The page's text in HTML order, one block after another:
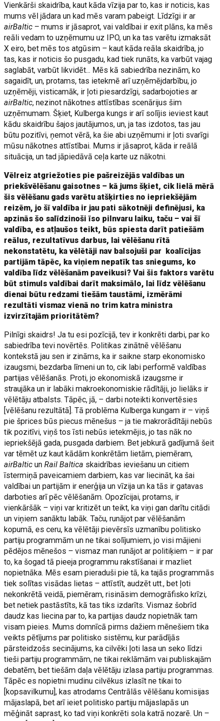
Vienkārši skaidrība, kaut kāda vīzija par to, kas ir noticis, kas
mums vēl jādara un kad mēs varam pabeigt. Līdzīgi ir ar
airBaltic – mums ir jāsaprot, vai valdībai ir exit plāns, ka mēs
reāli vedam to uzņēmumu uz IPO, un ka tas varētu izmaksāt
X eiro, bet mēs tos atgūsim – kaut kāda reāla skaidrība, jo
tas, kas ir noticis šo pusgadu, kad tiek runāts, ka varbūt vajag
saglabāt, varbūt likvidēt... Mēs kā sabiedrība nezinām, ko
sagaidīt, un, protams, tas ietekmē arī uzņēmējdarbību, jo
uzņēmēji, visticamāk, ir ļoti piesardzīgi, sadarbojoties ar
airBaltic, nezinot nākotnes attīstības scenārijus šim
uzņēmumam. Šķiet, Kulberga kungs ir arī solījis ieviest kaut
kādu skaidrību šajos jautājumos, un, ja tas izdotos, tas jau
būtu pozitīvi, ņemot vērā, ka šie abi uzņēmumi ir ļoti svarīgi
mūsu nākotnes attīstībai. Mums ir jāsaprot, kāda ir reālā
situācija, un tad jāpiedāvā ceļa karte uz nākotni.
Vēlreiz atgriežoties pie pašreizējās valdības un
priekšvēlēšanu gaisotnes – kā jums šķiet, cik lielā mērā
šis vēlēšanu gads varētu atšķirties no iepriekšējām
reizēm, jo šī valdība ir jau pati sākotnēji definējusi, ka
apzinās šo salīdzinoši īso pilnvaru laiku, taču – vai šī
valdība, es atļaušos teikt, būs spiesta darīt patiešām
reālus, rezultatīvus darbus, lai vēlēšanu rītā
nekonstatētu, ka vēlētāji nav balsojuši par koalīcijas
partijām tāpēc, ka viņiem nepatīk tas sniegums, ko
valdība līdz vēlēšanām paveikusi? Vai šis faktors varētu
būt stimuls valdībai darīt maksimālo, lai līdz vēlēšanu
dienai būtu redzami tiešām taustāmi, izmērāmi
rezultāti vismaz vienā no trim katra ministra
izvirzītajām prioritātēm?
Pilnīgi skaidrs! Ja tu esi pozīcijā, tev ir konkrēti darbi, par ko
sabiedrība tevi novērtēs. Politikas zinātnē vēlēšanu
kontekstā jau sen ir zināms, ka ir saikne starp ekonomisko
izaugsmi, bezdarba līmeni un to, cik labi performē valdības
partijas vēlēšanās. Proti, jo ekonomiskā izaugsme ir
straujāka un ir labāki makroekonomiskie rādītāji, jo lielāks ir
vēlētāju atbalsts. Tāpēc, jā, – darbi noteikti konvertēsies
[vēlēšanu rezultātā]. Tā problēma Kulberga kungam ir – viņš
pie šprices būs piecus mēnešus – ja tie makrorādītāji nebūs
tik pozitīvi, viņš tos īsti nebūs ietekmējis, jo tas nāk no
iepriekšējā gada, pusgada darbiem. Bet jebkurā gadījumā šeit
var tēmēt uz kaut kādām konkrētām lietām, piemēram,
airBalticunRail Baltica skaidrības ieviešanu un citiem
īstermiņā paveicamiem darbiem, kas var liecināt, ka šai
valdībai un partijām ir enerģija un vīzija un ka tās ir gatavas
darboties arī pēc vēlēšanām. Opozīcijai, protams, ir
vienkāršāk – viņi var kritizēt un teikt, ka viņi gan darītu citādi
un viņiem sanāktu labāk. Taču, runājot par vēlēšanām
kopumā, es ceru, ka vēlētāji pievērsīs uzmanību politisko
partiju programmām un ne tikai solījumiem, jo visi mājieni
pēdējos mēnešos – vismaz man runājot ar politiķiem – ir par
to, ka šogad tā pieeja programmu rakstīšanai ir mazliet
nopietnāka. Mēs esam pieraduši pie tā, ka tajās programmās
tiek solītas visādas lietas – attīstīt, audzēt utt., bet ļoti
nekonkrētā veidā, piemēram, risināsim demogrāfisko krīzi,
bet netiek pastāstīts, kā tas tiks izdarīts. Vismaz šobrīd
daudz kas liecina par to, ka partijas daudz nopietnāk tam
visam pieies. Mums domnīcā pirms dažiem mēnešiem tika
veikts pētījums par politisko sistēmu, kur parādījās
pārsteidzošs secinājums, ka cilvēki ļoti lasa un seko līdzi
tieši partiju programmām, ne tikai reklāmām vai publiskajām
debatēm, bet tiešām daļa vēlētāju izlasa partiju programmas.
Tāpēc es nopietni mudinu cilvēkus izlasīt ne tikai to
[kopsavilkumu], kas atrodams Centrālās vēlēšanu komisijas
mājaslapā, bet arī ieiet politisko partiju mājaslapās un
mēģināt saprast, ko tad viņi konkrēti sola katrā nozarē. Un –